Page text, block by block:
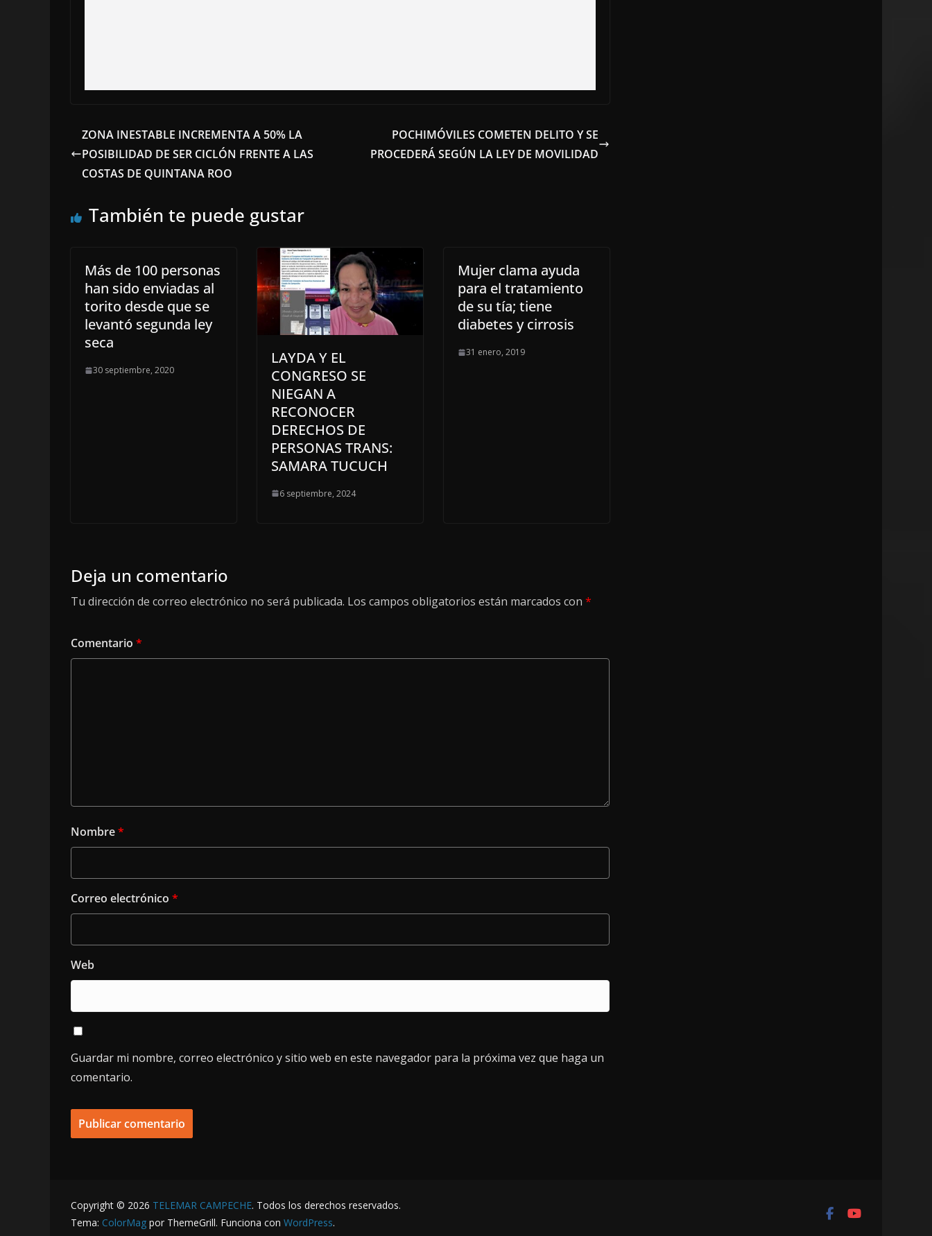
ZONA INESTABLE INCREMENTA A 50% LA
POSIBILIDAD DE SER CICLÓN FRENTE A LAS
COSTAS DE QUINTANA ROO
POCHIMÓVILES COMETEN DELITO Y SE
PROCEDERÁ SEGÚN LA LEY DE MOVILIDAD
También te puede gustar
Más de 100 personas
han sido enviadas al
torito desde que se
levantó segunda ley
seca
30 septiembre, 2020
LAYDA Y EL
CONGRESO SE
NIEGAN A
RECONOCER
DERECHOS DE
PERSONAS TRANS:
SAMARA TUCUCH
6 septiembre, 2024
Mujer clama ayuda
para el tratamiento
de su tía; tiene
diabetes y cirrosis
31 enero, 2019
Deja un comentario
Tu dirección de correo electrónico no será publicada. Los campos obligatorios están marcados con *
Comentario *
Nombre*
Correo electrónico *
Web
Guardar mi nombre, correo electrónico y sitio web en este navegador para la próxima vez que haga un
comentario.
Copyright © 2026 TELEMAR CAMPECHE. Todos los derechos reservados.
Tema: ColorMag por ThemeGrill. Funciona con WordPress.